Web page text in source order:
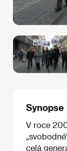
Synopse
V roce
celá